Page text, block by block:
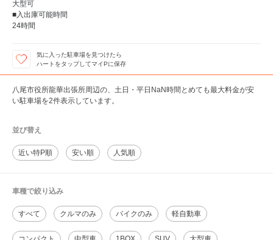
大型可
■入出庫可能時間
24時間
気に入った駐車場を見つけたら
ハートをタップしてマイPに保存
八尾市役所龍華出張所周辺の、土日・平日NaN時間とめても最大料金が安
い駐車場を2件表示しています。
並び替え
近い特P順 安い順 人気順
車種で絞り込み
すべて クルマのみ バイクのみ 軽自動車